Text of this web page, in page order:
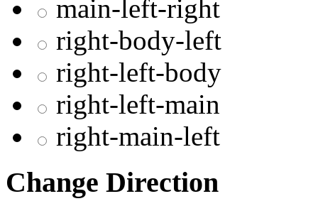
main-left-right
right-body-left
right-left-body
right-left-main
right-main-left
Change Direction